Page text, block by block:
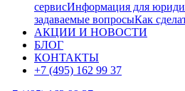
сервисИнформация для
задаваемые вопросыКак
АКЦИИ И НОВОСТИ
БЛОГ
КОНТАКТЫ
+7 (495) 162 99 37